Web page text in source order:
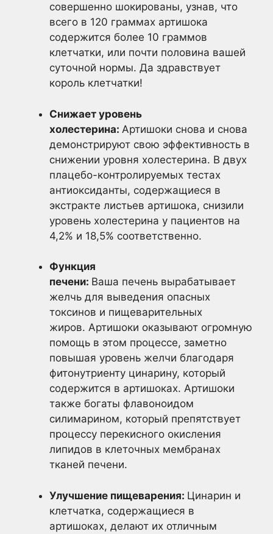
совершенно шокированы, узнав, что
всего в 120 граммах артишока
содержится более 10 граммов
клетчатки, или почти половина вашей
суточной нормы. Да здравствует
король клетчатки!
Снижает уровень
холестерина: Артишоки снова и снова
демонстрируют свою эффективность в
снижении уровня холестерина. В двух
плацебо-контролируемых тестах
антиоксиданты, содержащиеся в
экстракте листьев артишока, снизили
уровень холестерина у пациентов на
4,2% и 18,5% соответственно.
Функция
печени: Ваша печень вырабатывает
желчь для выведения опасных
токсинов и пищеварительных
жиров. Артишоки оказывают огромную
помощь в этом процессе, заметно
повышая уровень желчи благодаря
фитонутриенту цинарину, который
содержится в артишоках. Артишоки
также богаты флавоноидом
силимарином, который препятствует
процессу перекисного окисления
липидов в клеточных мембранах
тканей печени.
Улучшение пищеварения: Цинарин и
клетчатка, содержащиеся в
артишоках, делают их отличным